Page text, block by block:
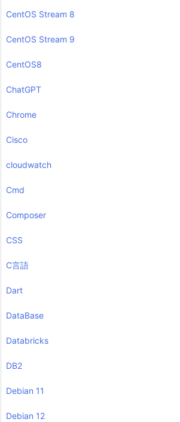
CentOS Stream 8
CentOS Stream 9
CentOS8
ChatGPT
Chrome
Cisco
cloudwatch
Cmd
Composer
CSS
C言語
Dart
DataBase
Databricks
DB2
Debian 11
Debian 12